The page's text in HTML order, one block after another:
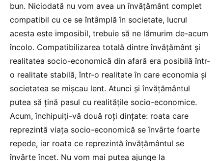
bun. Niciodată nu vom avea un învățământ complet
compatibil cu ce se întâmplă în societate, lucrul
acesta este imposibil, trebuie să ne lămurim de-acum
încolo. Compatibilizarea totală dintre învățământ și
realitatea socio-economică din afară era posibilă într-
o realitate stabilă, într-o realitate în care economia și
societatea se mișcau lent. Atunci și învățământul
putea să țină pasul cu realitățile socio-economice.
Acum, închipuiți-vă două roți dințate: roata care
reprezintă viața socio-economică se învârte foarte
repede, iar roata ce reprezintă învățământul se
învârte încet. Nu vom mai putea ajunge la